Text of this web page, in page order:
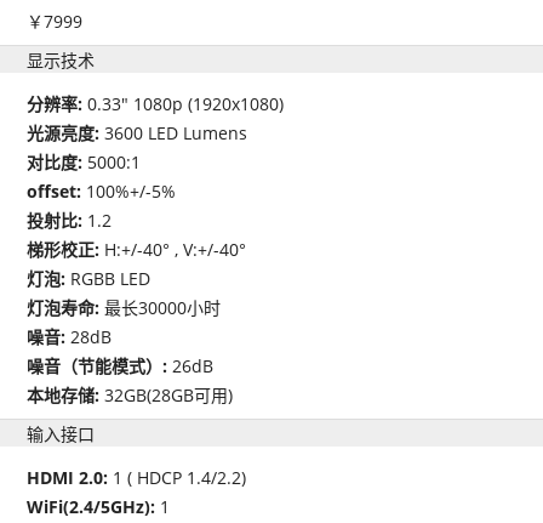
￥7999
显示技术
分辨率:0.33" 1080p (1920x1080)
光源亮度:3600 LED Lumens
对比度: 5000:1
offset: 100%+/-5%
投射比: 1.2
梯形校正: H:+/-40° , V:+/-40°
灯泡: RGBB LED
灯泡寿命:最长30000小时
噪音:28dB
噪音（节能模式）:26dB
本地存储:32GB(28GB可用)
输入接口
HDMI 2.0: 1 ( HDCP 1.4/2.2)
WiFi(2.4/5GHz): 1